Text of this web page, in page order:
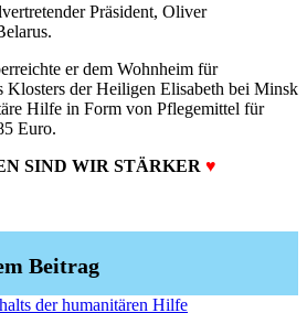
Präsident, Oliver
er dem Wohnheim für
Klosters der Heiligen Elisabeth bei Minsk
Hilfe in Form von Pflegemittel für
Euro.
SIND WIR STÄRKER ♥️
Beitrag
der humanitären Hilfe